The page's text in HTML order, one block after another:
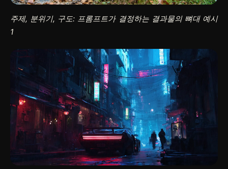
주제, 분위기, 구도: 프롬프트가 결정하는 결과물의 뼈대 예시
1